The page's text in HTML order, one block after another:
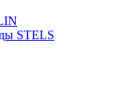
STELS